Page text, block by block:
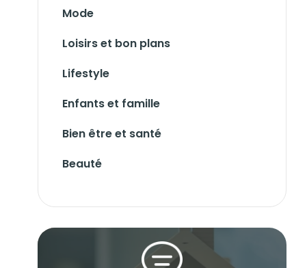
Mode
Loisirs et bon plans
Lifestyle
Enfants et famille
Bien être et santé
Beauté